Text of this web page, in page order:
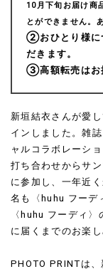
10月下旬お届け商
とができません。
②おひとり様に
だきます。
③高額転売はお
新垣結衣さんが愛
インしました。雑
ャルコラボレーシ
打ち合わせからサ
に参加し、一年近
名も〈huhu フーデ
〈huhu フーディ
に届くまでのお楽し
PHOTO PRINTは